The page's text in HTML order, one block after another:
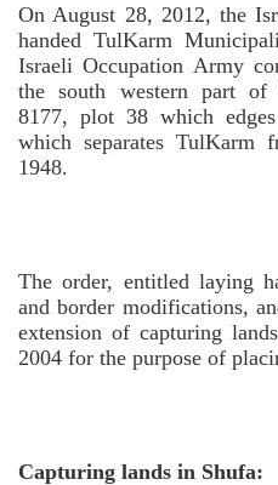
On August 28, 2012, the
handed TulKarm
Israeli Occupation Army
the south western part of
8177, plot 38 which
which separates TulKarm
1948.
The order, entitled laying
and border modifications,
extension of capturing
2004 for the purpose of
Capturing lands in Shufa: